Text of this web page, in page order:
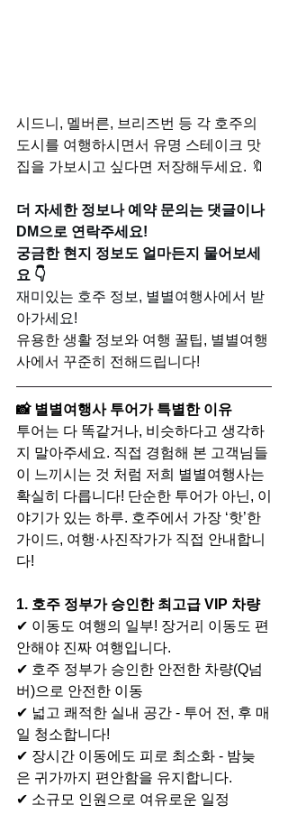
시드니, 멜버른, 브리즈번 등 각 호주의
도시를 여행하시면서 유명 스테이크 맛
집을 가보시고 싶다면 저장해두세요. 🔖
더 자세한 정보나 예약 문의는 댓글이나
DM으로 연락주세요!
궁금한 현지 정보도 얼마든지 물어보세
요 👇
재미있는 호주 정보, 별별여행사에서 받
아가세요!
유용한 생활 정보와 여행 꿀팁, 별별여행
사에서 꾸준히 전해드립니다!
📸 별별여행사 투어가 특별한 이유
투어는 다 똑같거나, 비슷하다고 생각하
지 말아주세요. 직접 경험해 본 고객님들
이 느끼시는 것 처럼 저희 별별여행사는
확실히 다릅니다! 단순한 투어가 아닌, 이
야기가 있는 하루. 호주에서 가장 ‘핫’한
가이드, 여행·사진작가가 직접 안내합니
다!
1. 호주 정부가 승인한 최고급 VIP 차량
✔ 이동도 여행의 일부! 장거리 이동도 편
안해야 진짜 여행입니다.
✔ 호주 정부가 승인한 안전한 차량(Q넘
버)으로 안전한 이동
✔ 넓고 쾌적한 실내 공간 - 투어 전, 후 매
일 청소합니다!
✔ 장시간 이동에도 피로 최소화 - 밤늦
은 귀가까지 편안함을 유지합니다.
✔ 소규모 인원으로 여유로운 일정